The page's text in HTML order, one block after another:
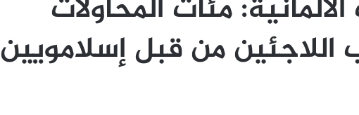
الألمانية: مئات المحاولات
اللاجئين من قبل إسلامويين